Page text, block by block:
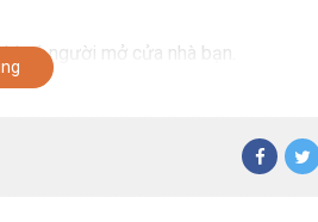
có người mở cửa nhà bạn.